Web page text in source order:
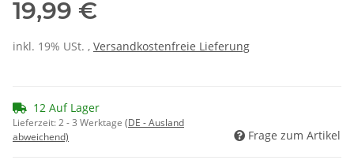
19,99 €
inkl. 19% USt. , Versandkostenfreie Lieferung
12 Auf Lager
Lieferzeit:2 - 3 Werktage (DE - Ausland
abweichend)
Frage zum Artikel